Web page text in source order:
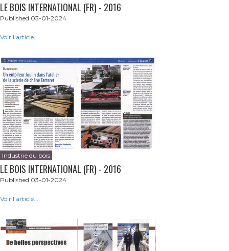
LE BOIS INTERNATIONAL (FR) - 2016
Published 03-01-2024
Voir l'article...
Industrie du bois
LE BOIS INTERNATIONAL (FR) - 2016
Published 03-01-2024
Voir l'article...